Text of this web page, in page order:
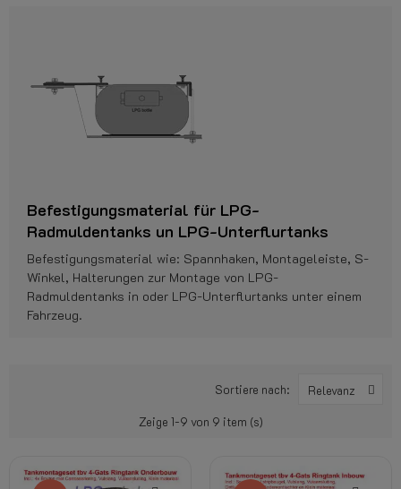
Befestigungsmaterial für LPG-
Radmuldentanks un LPG-Unterflurtanks
Befestigungsmaterial wie: Spannhaken, Montageleiste, S-
Winkel, Halterungen zur Montage von LPG-
Radmuldentanks in oder LPG-Unterflurtanks unter einem
Fahrzeug.
Sortiere nach: Relevanz
Zeige 1-9 von 9 item (s)